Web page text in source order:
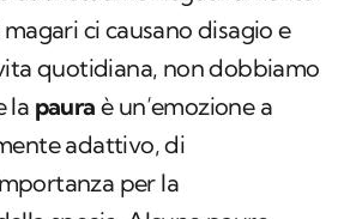
ci causano disagio e
quotidiana, non dobbiamo
la paura è un’emozione a
adattivo, di
per la